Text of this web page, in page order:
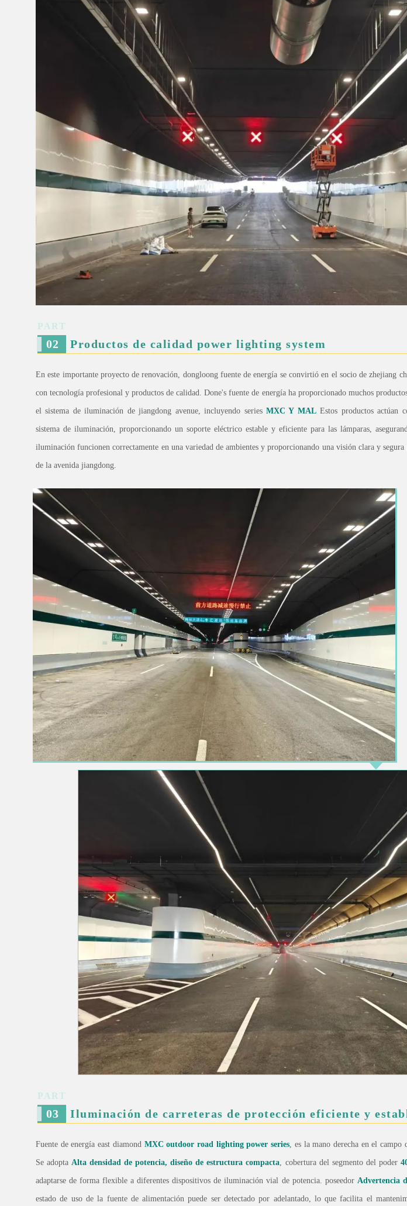
PART
02 Productos de calidad power lighting system
En este importante proyecto de renovación, dongloong fuente de energía se convirtió en el socio de zhejiang
con tecnología profesional y productos de calidad. Done's fuente de energía ha proporcionado muchos
el sistema de iluminación de jiangdong avenue, incluyendo series MXC Y MALEstos productos actúan
sistema de iluminación, proporcionando un soporte eléctrico estable y eficiente para las lámparas,
iluminación funcionen correctamente en una variedad de ambientes y proporcionando una visión clara y
de la avenida jiangdong.
PART
03 Iluminación de carreteras de protección eficiente y
Fuente de energía east diamond MXC outdoor road lighting power series , es la mano derecha en el
Se adopta Alta densidad de potencia, diseño de estructura compacta , cobertura del segmento del poder
adaptarse de forma flexible a diferentes dispositivos de iluminación vial de potencia. poseedor Advertencia
estado de uso de la fuente de alimentación puede ser detectado por adelantado, lo que facilita el